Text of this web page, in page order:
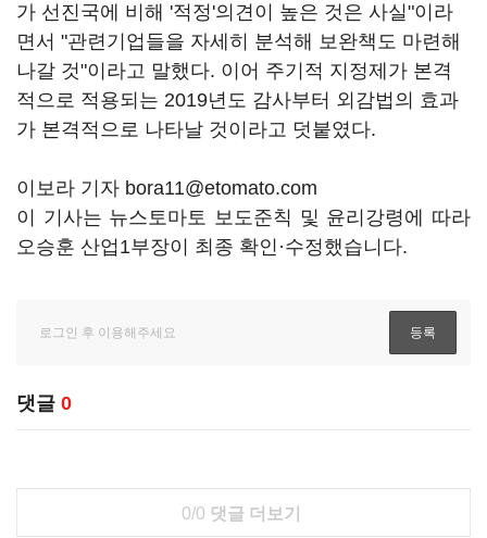
가 선진국에 비해 '적정'의견이 높은 것은 사실"이라
면서 "관련기업들을 자세히 분석해 보완책도 마련해
나갈 것"이라고 말했다. 이어 주기적 지정제가 본격
적으로 적용되는 2019년도 감사부터 외감법의 효과
가 본격적으로 나타날 것이라고 덧붙였다.
이보라 기자 bora11@etomato.com
이 기사는 뉴스토마토 보도준칙 및 윤리강령에 따라
오승훈 산업1부장이 최종 확인·수정했습니다.
댓글 0
0/0 댓글 더보기